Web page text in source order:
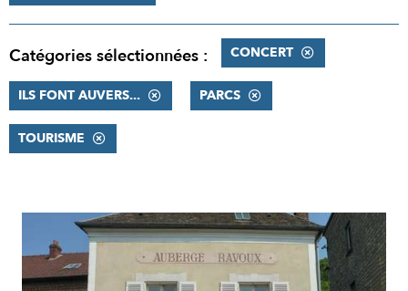
Catégories sélectionnées : CONCERT
ILS FONT AUVERS... PARCS
TOURISME
RÉSULTATS